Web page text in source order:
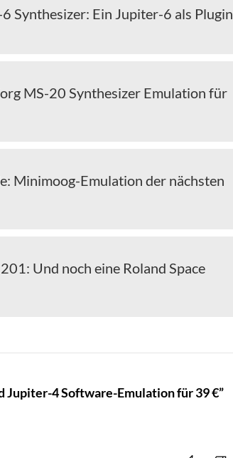
Synthesizer: Ein Jupiter-6 als Plugin
MS-20 Synthesizer Emulation für
Minimoog-Emulation der nächsten
Und noch eine Roland Space
Jupiter-4 Software-Emulation für 39 €”